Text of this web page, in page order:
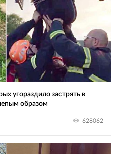
угораздило застрять в
образом
628062